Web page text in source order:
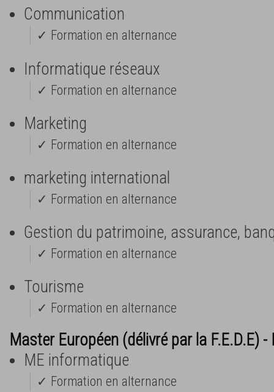
Communication
✓ Formation en alternance
Informatique réseaux
✓ Formation en alternance
Marketing
✓ Formation en alternance
marketing international
✓ Formation en alternance
Gestion du patrimoine, assurance,
✓ Formation en alternance
Tourisme
✓ Formation en alternance
Master Européen (délivré par la F.E.D.E) -
ME informatique
✓ Formation en alternance